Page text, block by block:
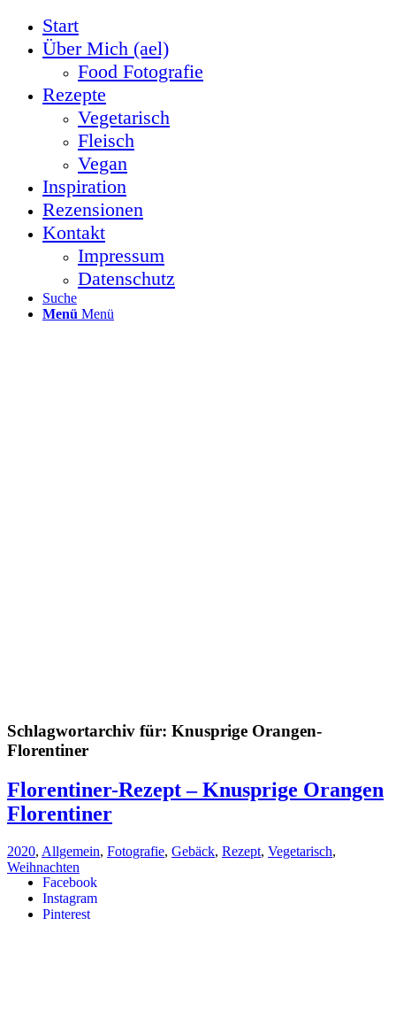
Start
Über Mich (ael)
Food Fotografie
Rezepte
Vegetarisch
Fleisch
Vegan
Inspiration
Rezensionen
Kontakt
Impressum
Datenschutz
Suche
Menü Menü
Facebook
Instagram
Pinterest
Schlagwortarchiv für: Knusprige Orangen-
Florentiner
Florentiner-Rezept – Knusprige Orangen
Florentiner
2020, Allgemein, Fotografie, Gebäck, Rezept, Vegetarisch,
Weihnachten